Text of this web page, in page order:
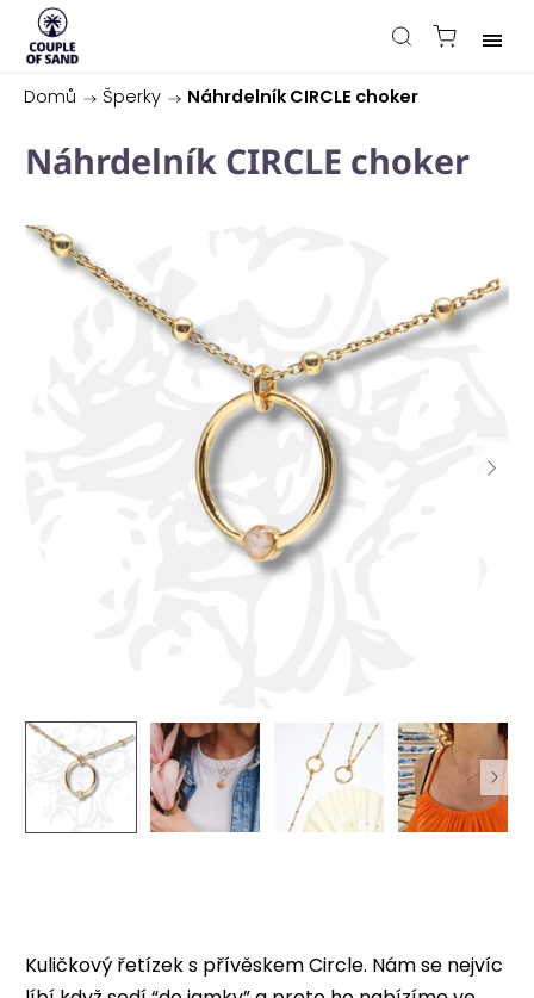
Domů / Šperky / Náhrdelník CIRCLE choker
Náhrdelník CIRCLE choker
Kuličkový řetízek s přívěskem Circle. Nám se nejvíc